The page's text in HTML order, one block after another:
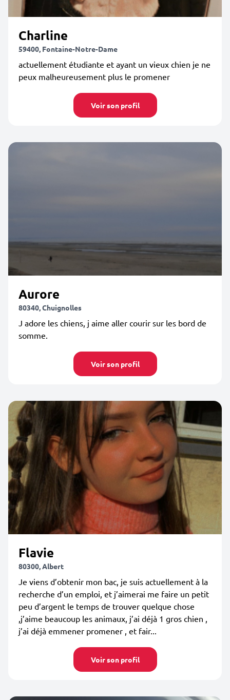
Charline
59400, Fontaine-Notre-Dame
actuellement étudiante et ayant un vieux chien je ne
peux malheureusement plus le promener
Voir son profil
Aurore
80340, Chuignolles
J adore les chiens, j aime aller courir sur les bord de
somme.
Voir son profil
Flavie
80300, Albert
Je viens d’obtenir mon bac, je suis actuellement à la
recherche d’un emploi, et j’aimerai me faire un petit
peu d’argent le temps de trouver quelque chose
,j’aime beaucoup les animaux, j’ai déjà 1 gros chien ,
j’ai déjà emmener promener , et fair...
Voir son profil